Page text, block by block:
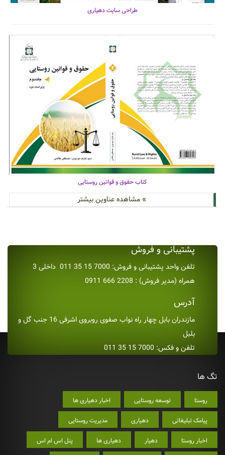
طراحی سایت دهیاری
کتاب حقوق و قوانین روستایی
» مشاهده عناوین بیشتر
پشتیبانی و فروش
تلفن واحد پشتیبانی و فروش: 7000 15 35 011 داخلی 3
همراه (مدیر فروش) : 2208 666 0911
آدرس
مازندران بابل چهار راه نواب صفوی روبروی اشرفی 16 جنب گل و
بلبل
تلفن و فکس: 7000 15 35 011
تگ ها
روستا توسعه روستایی اخبار دهیاری ها
پیامک تبلیغاتی دهیاری مدیریت روستایی
اخبار روستا دهیار دهیاری ها پنل اس ام اس